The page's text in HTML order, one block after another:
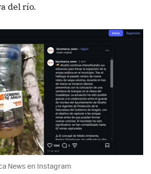
del río.
News en Instagram